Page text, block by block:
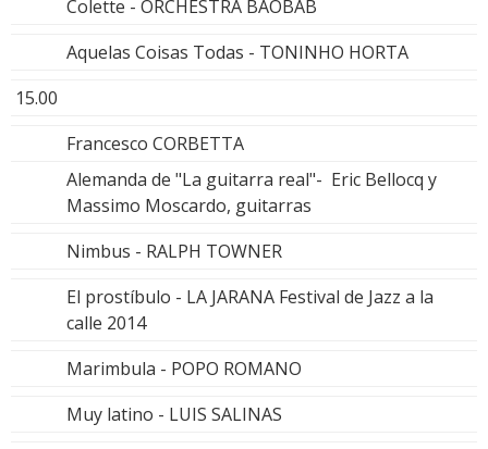
Colette - ORCHESTRA BAOBAB
Aquelas Coisas Todas - TONINHO HORTA
15.00
Francesco CORBETTA
Alemanda de "La guitarra real"- Eric Bellocq y
Massimo Moscardo, guitarras
Nimbus - RALPH TOWNER
El prostíbulo - LA JARANA Festival de Jazz a la
calle 2014
Marimbula - POPO ROMANO
Muy latino - LUIS SALINAS